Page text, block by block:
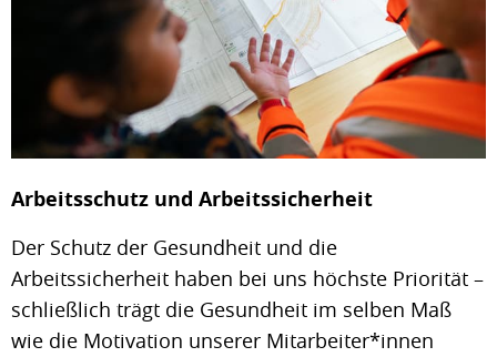
Arbeitsschutz und Arbeitssicherheit
Der Schutz der Gesundheit und die
Arbeitssicherheit haben bei uns höchste Priorität –
schließlich trägt die Gesundheit im selben Maß
wie die Motivation unserer Mitarbeiter*innen